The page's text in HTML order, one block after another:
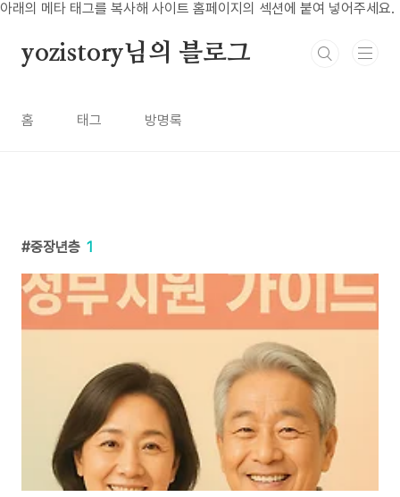
아래의 메타 태그를 복사해 사이트 홈페이지의 섹션에 붙여 넣어주세요.
본문 바로가기
yozistory님의 블로그
홈 태그 방명록
중장년층 1